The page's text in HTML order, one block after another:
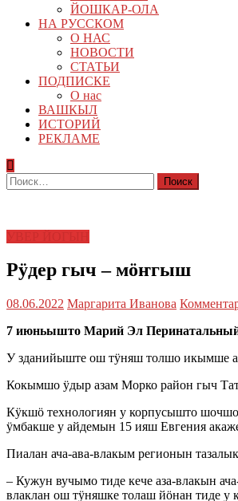
ЙОШКАР-ОЛА
НА РУССКОМ
О НАС
НОВОСТИ
СТАТЬИ
ПОДПИСКЕ
О нас
ВАШКЫЛ
ИСТОРИЙ
РЕКЛАМЕ
Найти:
Рӱдер гыч – мӧҥгыш
08.06.2022 Маргарита Иванова
7 июньышто Марий Эл
У зданийыште ош тӱняш толшо икымше
Кокымшо ӱдыр азам Морко район гыч
Кӱкшӧ технологиян у корпусышто
ӱмбакше у айдемын 15 ияш Евгения
Пиалан ача-ава-влакым регионын
– Кужун вучымо тиде кече аза-влакын
влаклан ош тӱняшке толаш йӧнан тиде